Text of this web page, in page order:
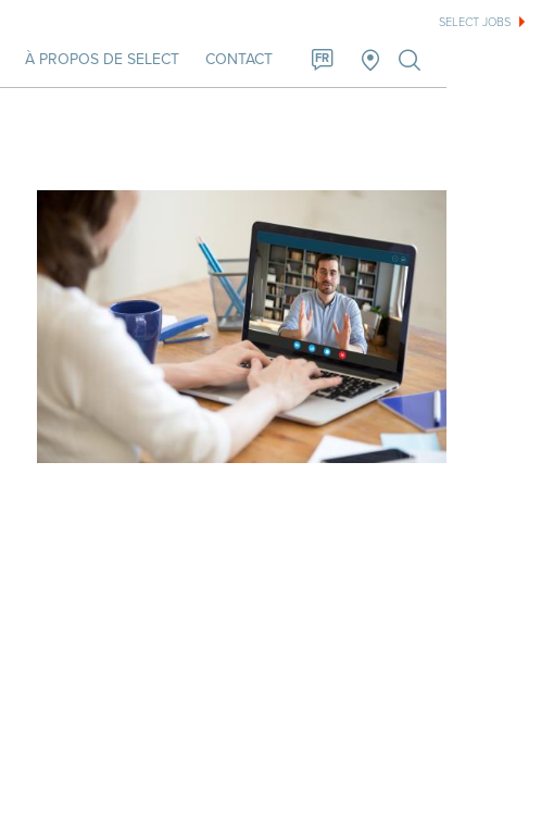
SELECT JOBS
À PROPOS DE SELECT CONTACT FR